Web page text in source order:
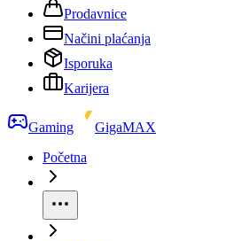
Prodavnice
Načini plaćanja
Isporuka
Karijera
Gaming
GigaMAX
Početna